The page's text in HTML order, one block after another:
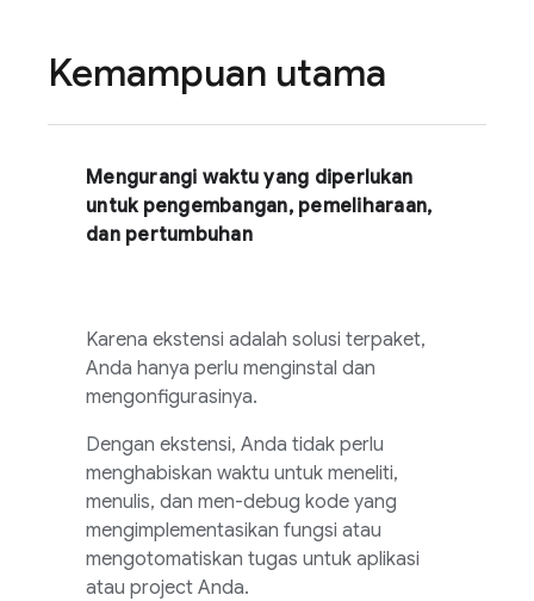
Kemampuan utama
Mengurangi waktu yang diperlukan
untuk pengembangan, pemeliharaan,
dan pertumbuhan
Karena ekstensi adalah solusi terpaket,
Anda hanya perlu menginstal dan
mengonfigurasinya.
Dengan ekstensi, Anda tidak perlu
menghabiskan waktu untuk meneliti,
menulis, dan men-debug kode yang
mengimplementasikan fungsi atau
mengotomatiskan tugas untuk aplikasi
atau project Anda.